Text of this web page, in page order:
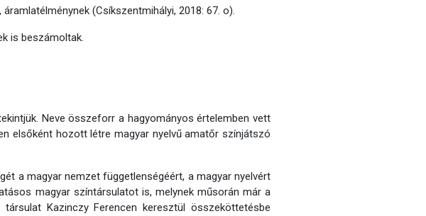
(Csíkszentmihályi, 2018: 67. o).
is beszámoltak.
Neve összeforr a hagyományos értelemben vett
elsőként hozott létre magyar nyelvű amatőr színjátszó
a magyar nemzet függetlenségéért, a magyar nyelvért
magyar színtársulatot is, melynek műsorán már a
Kazinczy Ferencen keresztül összeköttetésbe